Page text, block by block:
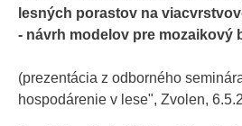
lesných porastov na
- návrh modelov pre mozaikový
(prezentácia z odborného
hospodárenie v lese", Zvolen,